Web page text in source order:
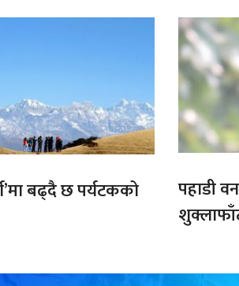
बढ्दै छ पर्यटकको
पहाडी